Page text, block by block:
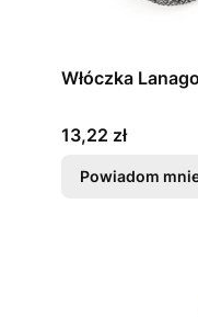
Włóczka
Cena
13,22 zł
Powiadom